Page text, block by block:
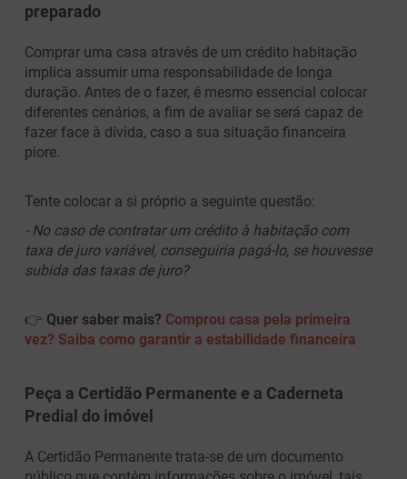
preparado
Comprar uma casa através de um crédito habitação
implica assumir uma responsabilidade de longa
duração. Antes de o fazer, é mesmo essencial colocar
diferentes cenários, a fim de avaliar se será capaz de
fazer face à dívida, caso a sua situação financeira
piore.
Tente colocar a si próprio a seguinte questão:
- No caso de contratar um crédito à habitação com
taxa de juro variável, conseguiria pagá-lo, se houvesse
subida das taxas de juro?
👉 Quer saber mais? Comprou casa pela primeira
vez? Saiba como garantir a estabilidade financeira
Peça a Certidão Permanente e a Caderneta
Predial do imóvel
A Certidão Permanente trata-se de um documento